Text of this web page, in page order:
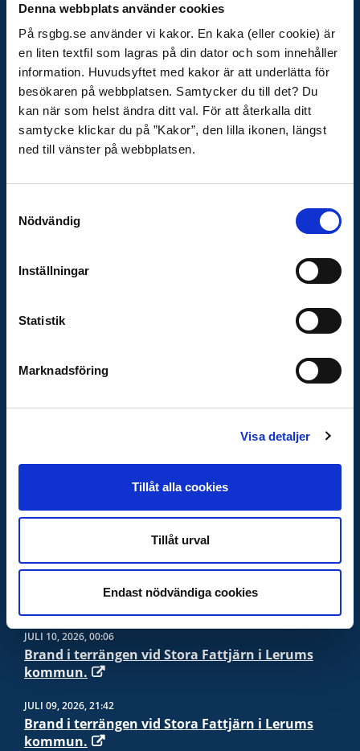
Denna webbplats använder cookies
På rsgbg.se använder vi kakor. En kaka (eller cookie) är
en liten textfil som lagras på din dator och som innehåller
information. Huvudsyftet med kakor är att underlätta för
besökaren på webbplatsen. Samtycker du till det? Du
kan när som helst ändra ditt val. För att återkalla ditt
samtycke klickar du på ”Kakor”, den lilla ikonen, längst
ned till vänster på webbplatsen.
Nödvändig
Inställningar
Statistik
Marknadsföring
Visa detaljer
Tillåt alla cookies
Tillåt urval
Endast nödvändiga cookies
E-post
raddningstjansten@rsgbg.se
Organisationsnummer
222000-0752
OM WEBBPLATSEN
Cookies
VIKTIGA LÄNKAR
VIKTIGA NUMMER
Polis, när det inte är akut -114 14
Giftinformation -010-456 6700
004570105050
PRESSMEDDELANDE
JULI 10, 2026, 00:06
Brand i terrängen vid Stora Fattjärn i Lerums
kommun.
JULI 09, 2026, 21:42
Brand i terrängen vid Stora Fattjärn i Lerums
kommun.